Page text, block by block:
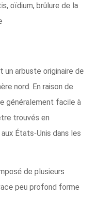
oïdium, brûlure de la
un arbuste originaire de
nord. En raison de
généralement facile à
trouvés en
États-Unis dans les
de plusieurs
peu profond forme